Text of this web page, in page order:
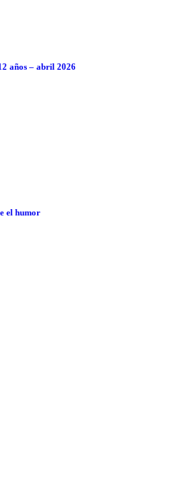
años – abril 2026
el humor